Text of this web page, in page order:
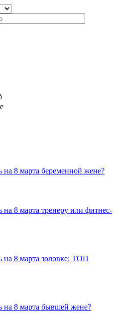
на 8 марта беременной жене?
на 8 марта тренеру или фитнес-
на 8 марта золовке: ТОП
на 8 марта бывшей жене?